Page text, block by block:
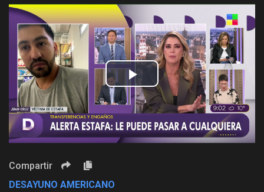
Play
Video
Compartir
DESAYUNO AMERICANO